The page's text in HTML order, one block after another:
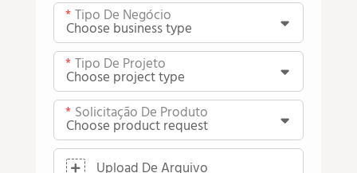
Tipo De Negócio
Tipo De Projeto
Solicitação De Produto